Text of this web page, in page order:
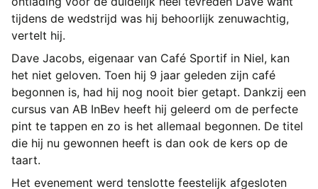
tijdens de wedstrijd was hij behoorlijk zenuwachtig,
vertelt hij.
Dave Jacobs, eigenaar van Café Sportif in Niel, kan
het niet geloven. Toen hij 9 jaar geleden zijn café
begonnen is, had hij nog nooit bier getapt. Dankzij een
cursus van AB InBev heeft hij geleerd om de perfecte
pint te tappen en zo is het allemaal begonnen. De titel
die hij nu gewonnen heeft is dan ook de kers op de
taart.
Het evenement werd tenslotte feestelijk afgesloten